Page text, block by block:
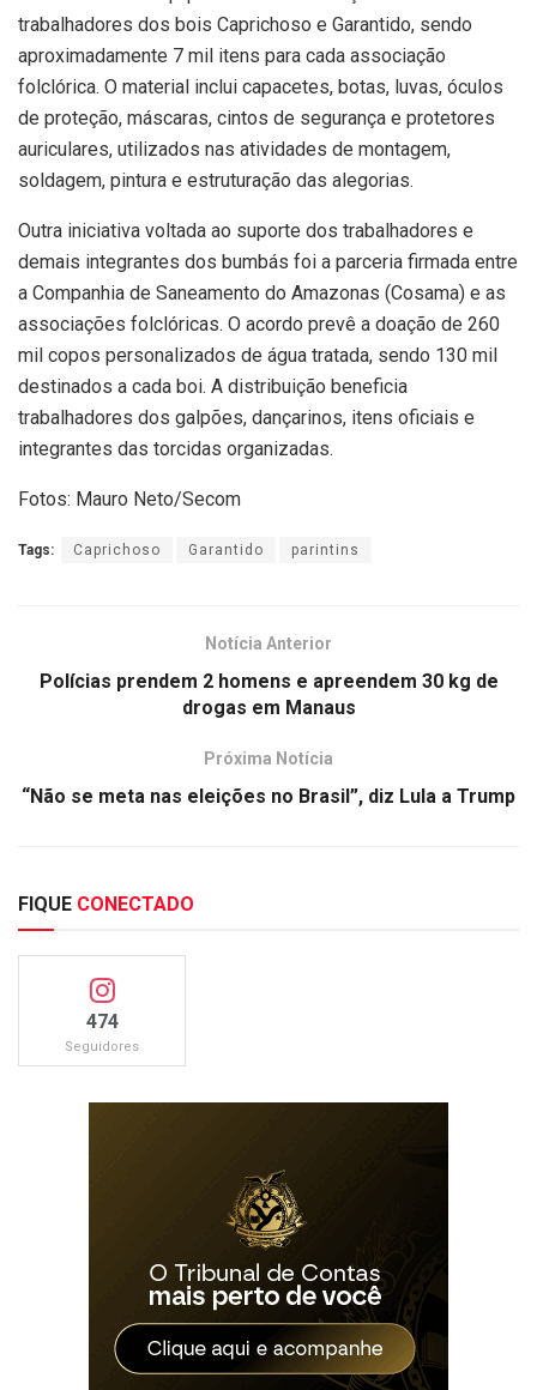
trabalhadores dos bois Caprichoso e Garantido, sendo
aproximadamente 7 mil itens para cada associação
folclórica. O material inclui capacetes, botas, luvas, óculos
de proteção, máscaras, cintos de segurança e protetores
auriculares, utilizados nas atividades de montagem,
soldagem, pintura e estruturação das alegorias.
Outra iniciativa voltada ao suporte dos trabalhadores e
demais integrantes dos bumbás foi a parceria firmada entre
a Companhia de Saneamento do Amazonas (Cosama) e as
associações folclóricas. O acordo prevê a doação de 260
mil copos personalizados de água tratada, sendo 130 mil
destinados a cada boi. A distribuição beneficia
trabalhadores dos galpões, dançarinos, itens oficiais e
integrantes das torcidas organizadas.
Fotos: Mauro Neto/Secom
Tags: Caprichoso Garantido parintins
Notícia Anterior
Polícias prendem 2 homens e apreendem 30 kg de
drogas em Manaus
Próxima Notícia
“Não se meta nas eleições no Brasil”, diz Lula a Trump
FIQUE CONECTADO
474
Seguidores